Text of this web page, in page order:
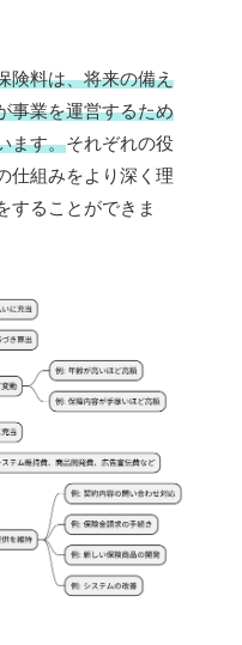
険料は、将来の備え
事業を運営するため
ます。それぞれの役
仕組みをより深く理
することができま